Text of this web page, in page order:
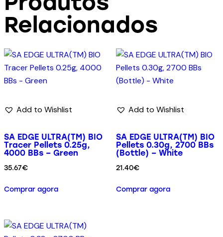
Relacionados
Add to Wishlist
SA EDGE ULTRA(TM) BIO
Tracer Pellets 0.25g,
4000 BBs – Green
35.67€
Comprar agora
Add to Wishlist
SA EDGE ULTRA(TM) BIO
Pellets 0.30g, 2700 BBs
(Bottle) – White
21.40€
Comprar agora